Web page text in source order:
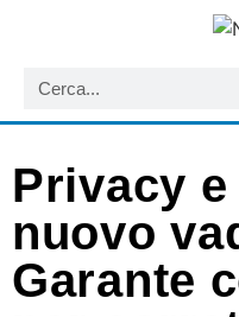
Privacy
nuovo
Garante